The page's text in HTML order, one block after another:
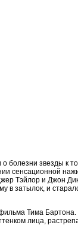
болезни звезды к
сенсационной
Тэйлор и Джон
в затылок, и
Тима
лица,